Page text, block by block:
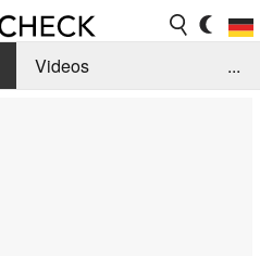
Videos
...